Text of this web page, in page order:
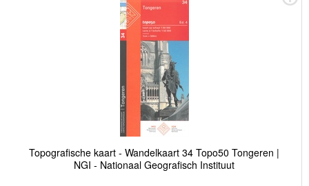
Topografische kaart - Wandelkaart 34 Topo50 Tongeren |
NGI - Nationaal Geografisch Instituut